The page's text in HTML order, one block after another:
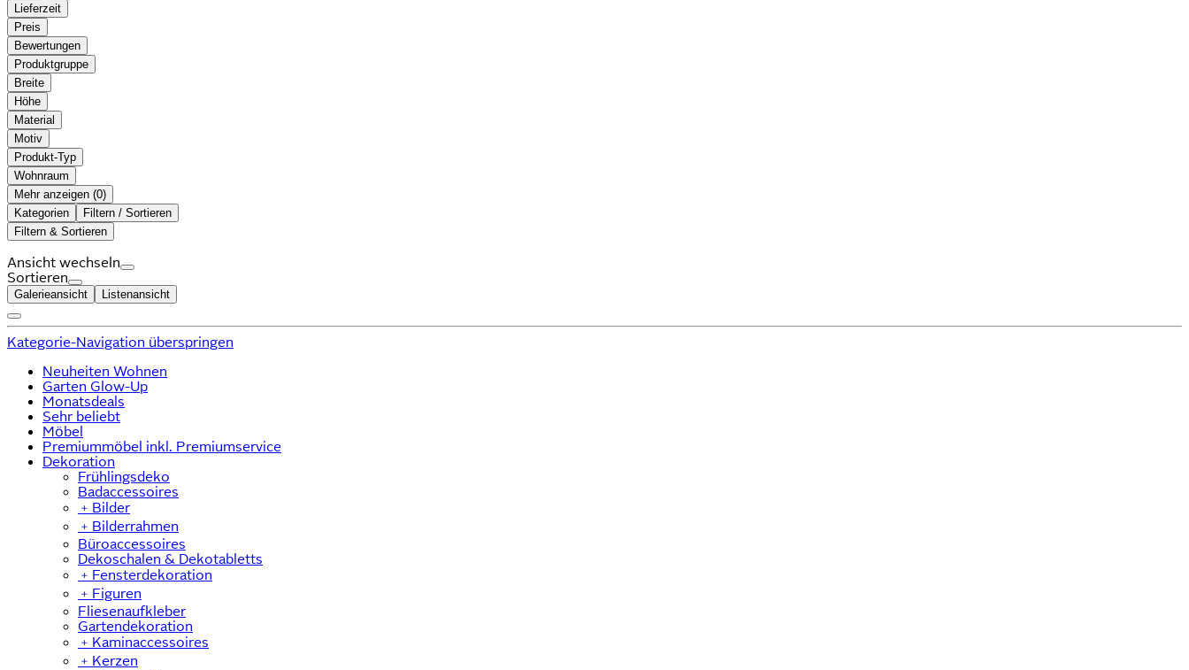
Lieferzeit
Preis
Bewertungen
Produktgruppe
Breite
Höhe
Material
Motiv
Produkt-Typ
Wohnraum
Mehr anzeigen ( )
Kategorien
Filtern / Sortieren
Filtern & Sortieren
Ansicht wechseln
Sortieren
Galerieansicht Listenansicht
Kategorie-Navigation überspringen
Neuheiten Wohnen
Garten Glow-Up
Monatsdeals
Sehr beliebt
Möbel
Premiummöbel inkl. Premiumservice
Dekoration
Frühlingsdeko
Badaccessoires
﹢ Bilder
﹢ Bilderrahmen
Büroaccessoires
Dekoschalen & Dekotabletts
﹢ Fensterdekoration
﹢ Figuren
Fliesenaufkleber
Gartendekoration
﹢ Kaminaccessoires
﹢ Kerzen